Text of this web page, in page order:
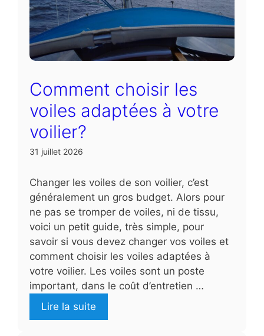
Comment choisir les
voiles adaptées à votre
voilier?
31 juillet 2026
Changer les voiles de son voilier, c’est
généralement un gros budget. Alors pour
ne pas se tromper de voiles, ni de tissu,
voici un petit guide, très simple, pour
savoir si vous devez changer vos voiles et
comment choisir les voiles adaptées à
votre voilier. Les voiles sont un poste
important, dans le coût d’entretien …
Lire la suite